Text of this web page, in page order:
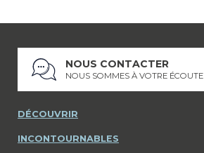
NOUS CONTACTER
NOUS SOMMES À VOTRE ÉCOUTE
DÉCOUVRIR
INCONTOURNABLES